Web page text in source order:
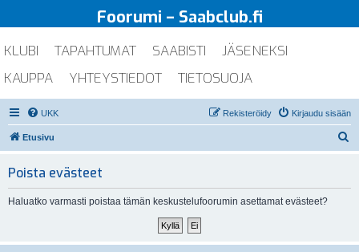
Foorumi – Saabclub.fi
KLUBI TAPAHTUMAT SAABISTI
JÄSENEKSI
KAUPPA
YHTEYSTIEDOT TIETOSUOJA
UKK Kirjaudu sisään
Rekisteröidy
Etusivu
Poista evästeet
Haluatko varmasti poistaa tämän keskustelufoorumin asettamat evästeet?